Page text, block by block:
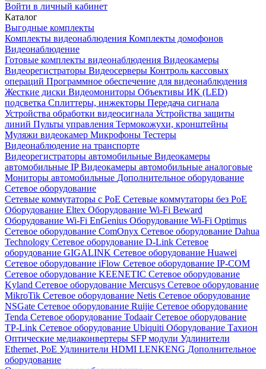
Войти в личный кабинет
Каталог
Выгодные комплекты
Комплекты видеонаблюдения Комплекты домофонов
Видеонаблюдение
Готовые комплекты видеонаблюдения Видеокамеры
Видеорегистраторы Видеосерверы Контроль кассовых
операций Программное обеспечение для видеонаблюдения
Жесткие диски Видеомониторы Объективы ИК (LED)
подсветка Сплиттеры, инжекторы Передача сигнала
Устройства обработки видеосигнала Устройства защиты
линий Пульты управления Термокожухи, кронштейны
Муляжи видеокамер Микрофоны Тестеры
Видеонаблюдение на транспорте
Видеорегистраторы автомобильные Видеокамеры
автомобильные IPВидеокамеры автомобильные аналоговые
Мониторы автомобильные Дополнительное оборудование
Сетевое оборудование
Сетевые коммутаторы с РоЕ Сетевые коммутаторы без РоЕ
Оборудование Eltex Оборудование Wi-Fi Beward
Оборудование Wi-Fi EnGenius Оборудование Wi-Fi Optimus
Сетевое оборудование ComOnyx Сетевое оборудование Dahua
Technology Сетевое оборудование D-Link Сетевое
оборудование GIGALINK Сетевое оборудование Huawei
Сетевое оборудование iFlow Сетевое оборудование IP-COM
Сетевое оборудование KEENETIC Сетевое оборудование
Kyland Сетевое оборудование Mercusys Сетевое оборудование
MikroTik Сетевое оборудование Netis Сетевое оборудование
NSGate Сетевое оборудование Ruijie Сетевое оборудование
Tenda Сетевое оборудование TodaairСетевое оборудование
TP-Link Сетевое оборудование Ubiquiti Оборудование Тахион
Оптические медиаконвертеры SFP модули Удлинители
Ethernet, PoE Удлинители HDMI LENKENG Дополнительное
оборудование